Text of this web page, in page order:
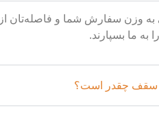
به وزن سفارش شما و فاصله‌تان
به ما بسپارند.
سقف چقدر است؟